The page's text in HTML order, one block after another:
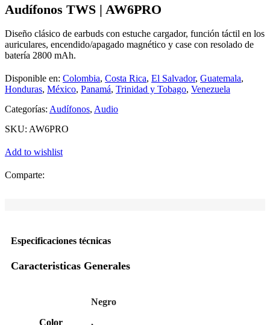
Audífonos TWS | AW6PRO
Diseño clásico de earbuds con estuche cargador, función táctil en los
auriculares, encendido/apagado magnético y case con resolado de
batería 2800 mAh.
Disponible en: Colombia, Costa Rica, El Salvador, Guatemala,
Honduras, México, Panamá, Trinidad y Tobago, Venezuela
Categorías: Audífonos, Audio
SKU: AW6PRO
Add to wishlist
Comparte:
Especificaciones técnicas
Caracteristicas Generales
Color
Negro
,